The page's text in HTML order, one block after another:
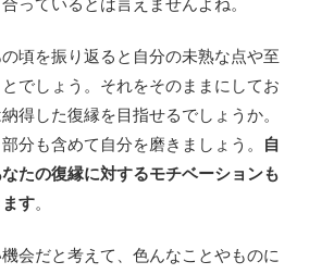
っているとは言えませんよね。
頃を振り返ると自分の未熟な点や至
でしょう。それをそのままにしてお
得した復縁を目指せるでしょうか。
分も含めて自分を磨きましょう。
自
たの復縁に対するモチベーションも
す。
会だと考えて、色んなことやものに